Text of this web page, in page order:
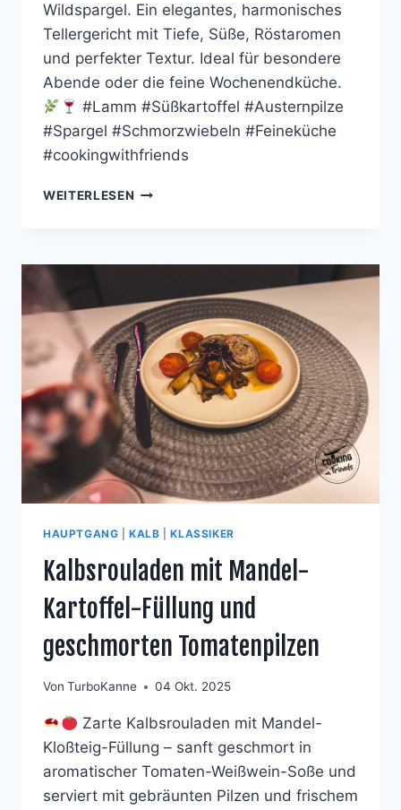
Wildspargel. Ein elegantes, harmonisches
Tellergericht mit Tiefe, Süße, Röstaromen
und perfekter Textur. Ideal für besondere
Abende oder die feine Wochenendküche.
#Lamm #Süßkartoffel #Austernpilze
#Spargel #Schmorzwiebeln #Feineküche
#cookingwithfriends
WEITERLESEN LAMMRÜCKEN
USTERNPILZEN, R
CHMORZWIEBELN U
ND G
RÜNEM W
ILDSPARGEL
HAUPTGANG |KALB |KLASSIKER
Kalbsrouladen mit Mandel-
Kartoffel-Füllung und
geschmorten Tomatenpilzen
Von TurboKanne 04 Okt. 2025
Zarte Kalbsrouladen mit Mandel-
Kloßteig-Füllung – sanft geschmort in
aromatischer Tomaten-Weißwein-Soße und
serviert mit gebräunten Pilzen und frischem